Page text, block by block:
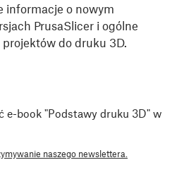
informacje o nowym
PrusaSlicer i ogólne
do druku 3D.
e-book "Podstawy druku 3D" w
naszego newslettera.